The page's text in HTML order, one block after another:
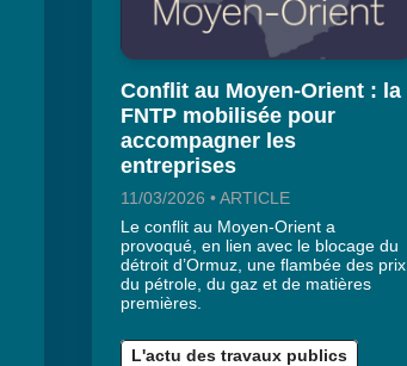
Conflit au Moyen-Orient : la
FNTP mobilisée pour
accompagner les
entreprises
11/03/2026 • ARTICLE
Le conflit au Moyen-Orient a
provoqué, en lien avec le blocage du
détroit d’Ormuz, une flambée des prix
du pétrole, du gaz et de matières
premières.
L'actu des travaux publics